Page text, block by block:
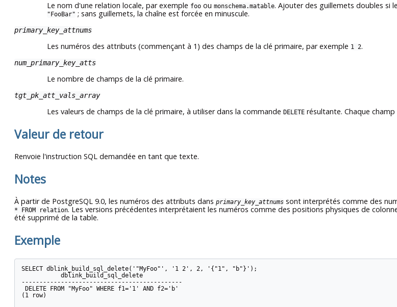
Le nom d'une relation locale, par exemple foo ou monschema.matable. Ajouter des guillemets doubles si
"FooBar" ; sans guillemets, la chaîne est forcée en minuscule.
primary_key_attnums
Les numéros des attributs (commençant à 1) des champs de la clé primaire, par exemple 1 2.
num_primary_key_atts
Le nombre de champs de la clé primaire.
tgt_pk_att_vals_array
Les valeurs de champs de la clé primaire, à utiliser dans la commande DELETE résultante. Chaque
Valeur de retour
Renvoie l'instruction SQL demandée en tant que texte.
Notes
À partir de PostgreSQL 9.0, les numéros des attributs dans primary_key_attnums sont interprétés comme des
* FROM relation. Les versions précédentes interprétaient les numéros comme des positions physiques de
été supprimé de la table.
Exemple
SELECT dblink_build_sql_delete('"MyFoo"', '1 2', 2, '{"1", "b"}');
           dblink_build_sql_delete
---------------------------------------------
DELETE FROM "MyFoo" WHERE f1='1' AND f2='b'
(1 row)